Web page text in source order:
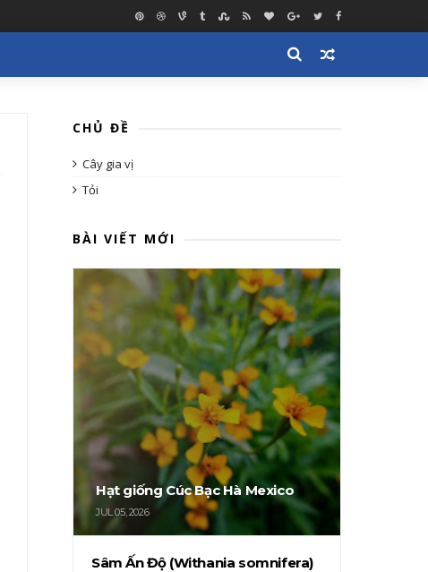
CHỦ ĐỀ
Cây gia vị
Tỏi
BÀI VIẾT MỚI
Hạt giống Cúc Bạc Hà Mexico
JUL 05, 2026
Sâm Ấn Độ (Withania somnifera)